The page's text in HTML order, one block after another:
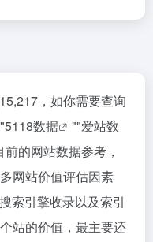
，如你需要查询
5118数据 ""爱站数
的网站数据参考，
网站价值评估因素
索引擎收录以及索引
站的价值，最主要还